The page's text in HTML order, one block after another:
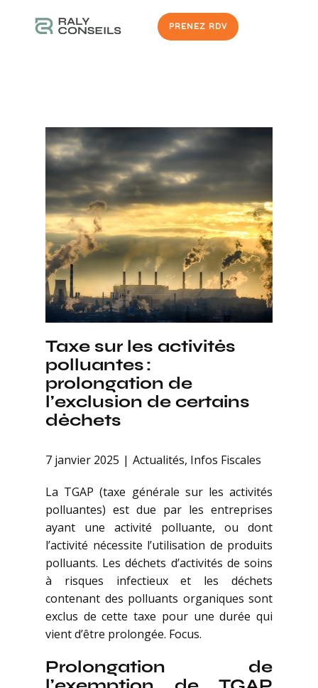
PRENEZ RDV
Taxe sur les activités
polluantes :
prolongation de
l’exclusion de certains
déchets
7 janvier 2025 Actualités, Infos Fiscales
La TGAP (taxe générale sur les activités
polluantes) est due par les entreprises
ayant une activité polluante, ou dont
l’activité nécessite l’utilisation de produits
polluants. Les déchets d’activités de soins
à risques infectieux et les déchets
contenant des polluants organiques sont
exclus de cette taxe pour une durée qui
vient d’être prolongée. Focus.
Prolongation de